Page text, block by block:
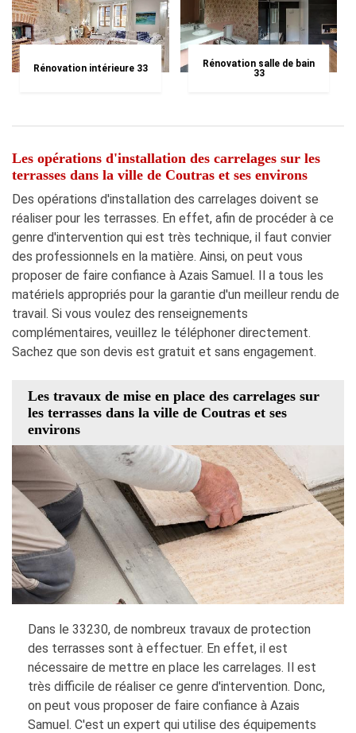
Rénovation intérieure 33
Rénovation salle de bain
33
Les opérations d'installation des carrelages sur les
terrasses dans la ville de Coutras et ses environs
Des opérations d'installation des carrelages doivent se
réaliser pour les terrasses. En effet, afin de procéder à ce
genre d'intervention qui est très technique, il faut convier
des professionnels en la matière. Ainsi, on peut vous
proposer de faire confiance à Azais Samuel. Il a tous les
matériels appropriés pour la garantie d'un meilleur rendu de
travail. Si vous voulez des renseignements
complémentaires, veuillez le téléphoner directement.
Sachez que son devis est gratuit et sans engagement.
Les travaux de mise en place des carrelages sur
les terrasses dans la ville de Coutras et ses
environs
Dans le 33230, de nombreux travaux de protection
des terrasses sont à effectuer. En effet, il est
nécessaire de mettre en place les carrelages. Il est
très difficile de réaliser ce genre d'intervention. Donc,
on peut vous proposer de faire confiance à Azais
Samuel. C'est un expert qui utilise des équipements